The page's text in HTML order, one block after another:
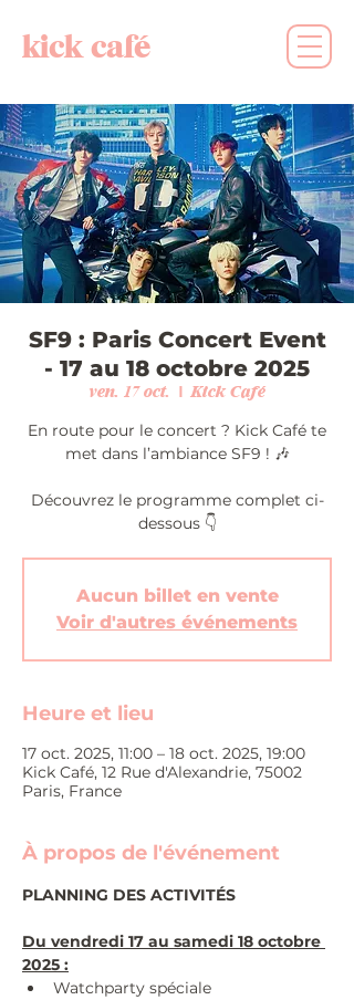
kick café
SF9 : Paris Concert Event
- 17 au 18 octobre 2025
ven. 17 oct.
  |
Kick Café
En route pour le concert ? Kick Café te
met dans l’ambiance SF9 ! 🎶
Découvrez le programme complet ci-
dessous 👇
Aucun billet en vente
Voir d'autres événements
Heure et lieu
17 oct. 2025, 11:00 – 18 oct. 2025, 19:00
Kick Café, 12 Rue d'Alexandrie, 75002
Paris, France
À propos de l'événement
PLANNING DES ACTIVITÉS
Du vendredi 17 au samedi 18 octobre
2025 :
Watchparty spéciale